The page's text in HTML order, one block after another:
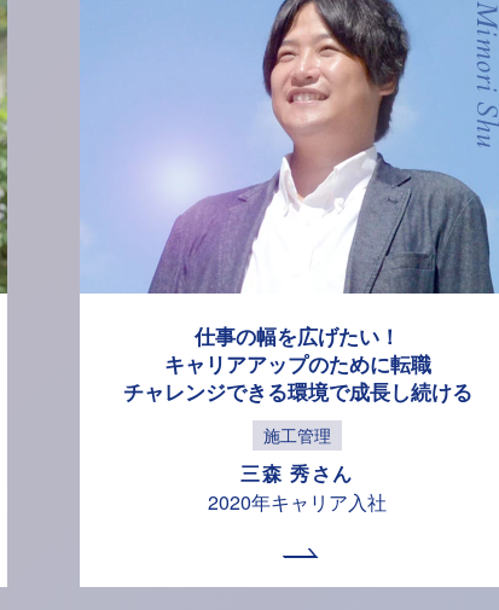
Mimori Shu
仕事の幅を広げたい！
キャリアアップのために転職
チャレンジできる環境で成長し続ける
施工管理
三森 秀さん
2020年キャリア入社